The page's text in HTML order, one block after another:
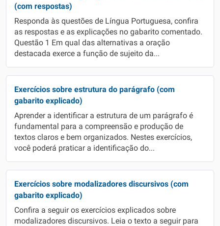
(com respostas)
Responda às questões de Língua Portuguesa, confira
as respostas e as explicações no gabarito comentado.
Questão 1 Em qual das alternativas a oração
destacada exerce a função de sujeito da...
Exercícios sobre estrutura do parágrafo (com
gabarito explicado)
Aprender a identificar a estrutura de um parágrafo é
fundamental para a compreensão e produção de
textos claros e bem organizados. Nestes exercícios,
você poderá praticar a identificação do...
Exercícios sobre modalizadores discursivos (com
gabarito explicado)
Confira a seguir os exercícios explicados sobre
modalizadores discursivos. Leia o texto a seguir para